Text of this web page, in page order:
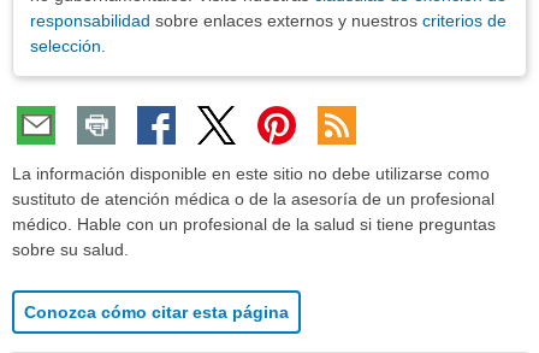
responsabilidad sobre enlaces externos y nuestros criterios de
selección.
La información disponible en este sitio no debe utilizarse como
sustituto de atención médica o de la asesoría de un profesional
médico. Hable con un profesional de la salud si tiene preguntas
sobre su salud.
Conozca cómo citar esta página